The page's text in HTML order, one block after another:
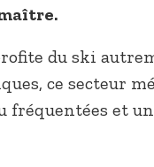
du ski
ce secteur
fréquentées et